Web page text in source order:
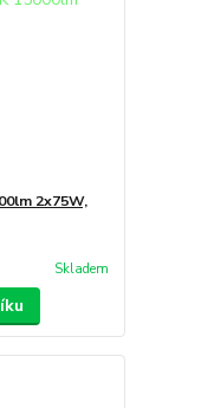
2x75W,
Skladem